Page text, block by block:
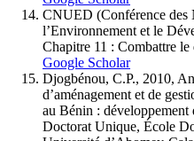
CNUED (Conférence des
l’Environnement et le
Chapitre 11 : Combattre
Google Scholar
Djogbénou, C.P., 2010,
d’aménagement et de
au Bénin : développement
Doctorat Unique, École